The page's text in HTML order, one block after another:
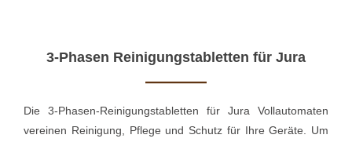
3-Phasen Reinigungstabletten für Jura
Die 3-Phasen-Reinigungstabletten für Jura Vollautomaten
vereinen Reinigung, Pflege und Schutz für Ihre Geräte. Um